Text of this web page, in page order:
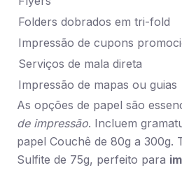
Folders dobrados em tri-fold
Impressão de cupons
Serviços de mala direta
Impressão de mapas ou guias
As opções de papel são
de impressão. Incluem
papel Couchê de 80g a 300g.
Sulfite de 75g, perfeito para